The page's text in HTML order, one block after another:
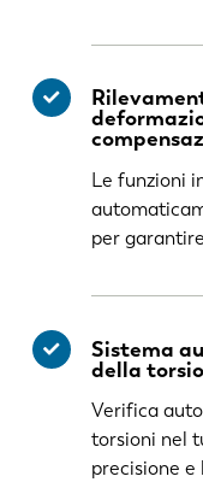
Le funzioni
per
Sistema
della
Verifica
torsioni nel
precisione